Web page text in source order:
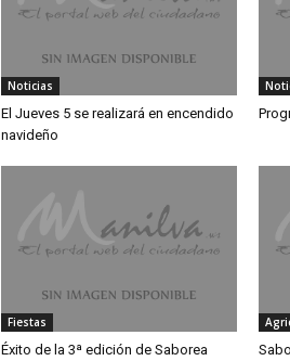
Noticias
El Jueves 5 se realizará en encendido
navideño
Fiestas
Éxito de la 3ª edición de Saborea